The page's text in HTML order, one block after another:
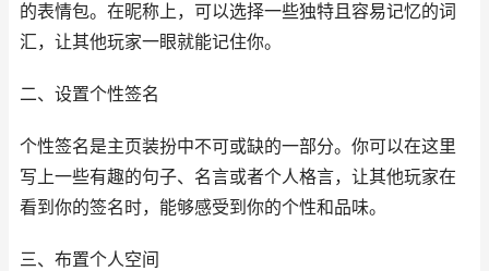
的表情包。在昵称上，可以选择一些独特且容易记忆的词
汇，让其他玩家一眼就能记住你。
二、设置个性签名
个性签名是主页装扮中不可或缺的一部分。你可以在这里
写上一些有趣的句子、名言或者个人格言，让其他玩家在
看到你的签名时，能够感受到你的个性和品味。
三、布置个人空间